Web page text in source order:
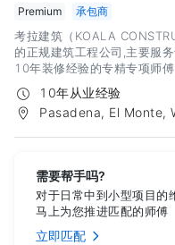
finishing,ADU,Pro design
先，结合时尚风格，在设计
分配和看到最终效果。 室内
修和庭院设计方面的需求，
保养打理养护庭院可不仅仅
的庭
Premium
承包商
考拉建筑（KOALA
的正规建筑工程公司,主要服
10年装修经验的专精专项师
价。用呵护自己家的态度去
的服务专精客户居家装修装
工程/室内改建工程设计和翻
程忙碌中，如果因为区域收
言谘询，我们将尽快和您联
10年从业经验
Pasadena, El Monte,
需要帮手吗?
对于日常中到小型项目的
马上为您推进匹配的师傅
立即匹配